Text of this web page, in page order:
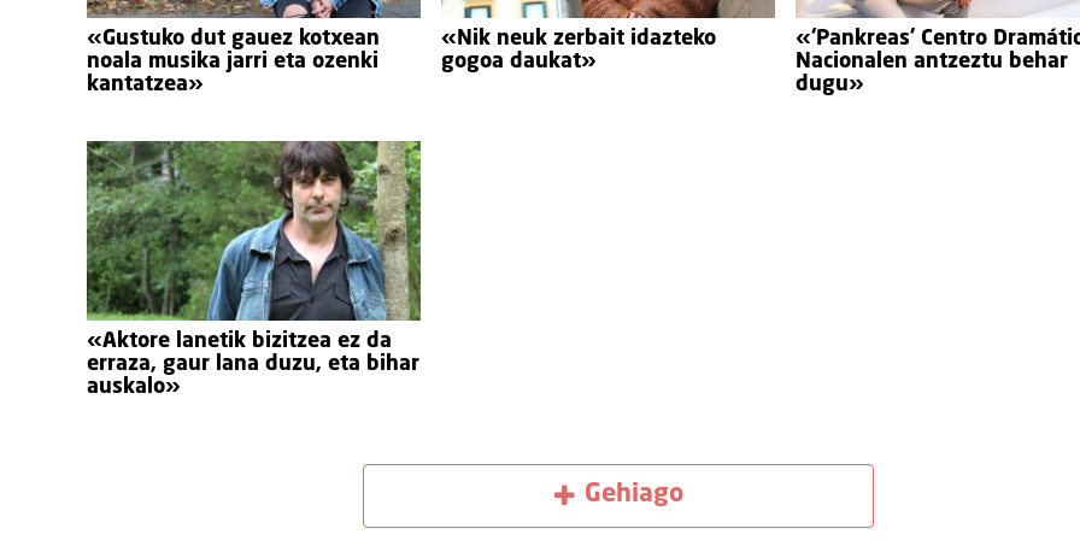
«Gustuko dut gauez kotxean
noala musika jarri eta ozenki
kantatzea»
«Nik neuk zerbait idazteko
gogoa daukat»
«‘Pankreas’ Centro
Nacionalen antzeztu behar
dugu»
«Aktore lanetik bizitzea ez da
erraza, gaur lana duzu, eta bihar
auskalo»
Gehiago